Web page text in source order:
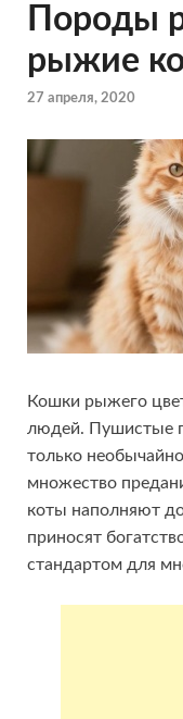
Породы
рыжие
27 апреля, 2020
Кошки рыжего
людей. Пушистые
только
множество
коты наполняют
приносят
стандартом для